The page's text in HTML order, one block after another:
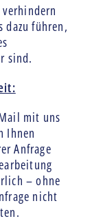
dazu führen,
sind.
mit uns
Ihnen
Anfrage
– ohne
nicht